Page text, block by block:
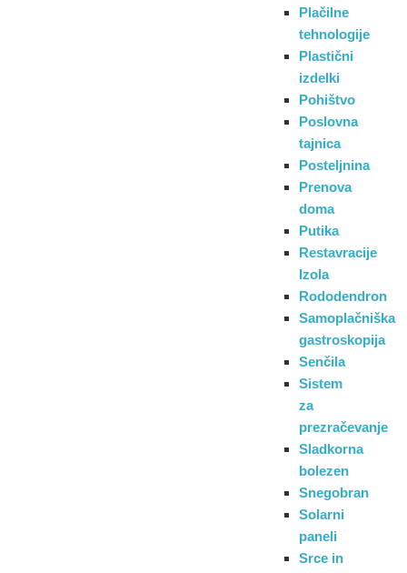
Plačilne
tehnologije
Plastični
izdelki
Pohištvo
Poslovna
tajnica
Posteljnina
Prenova
doma
Putika
Restavracije
Izola
Rododendron
Samoplačniška
gastroskopija
Senčila
Sistem
za
prezračevanje
Sladkorna
bolezen
Snegobran
Solarni
paneli
Srce in